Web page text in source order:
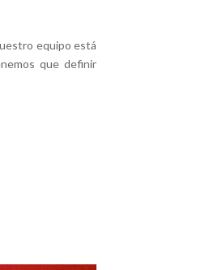
equipo está
que definir